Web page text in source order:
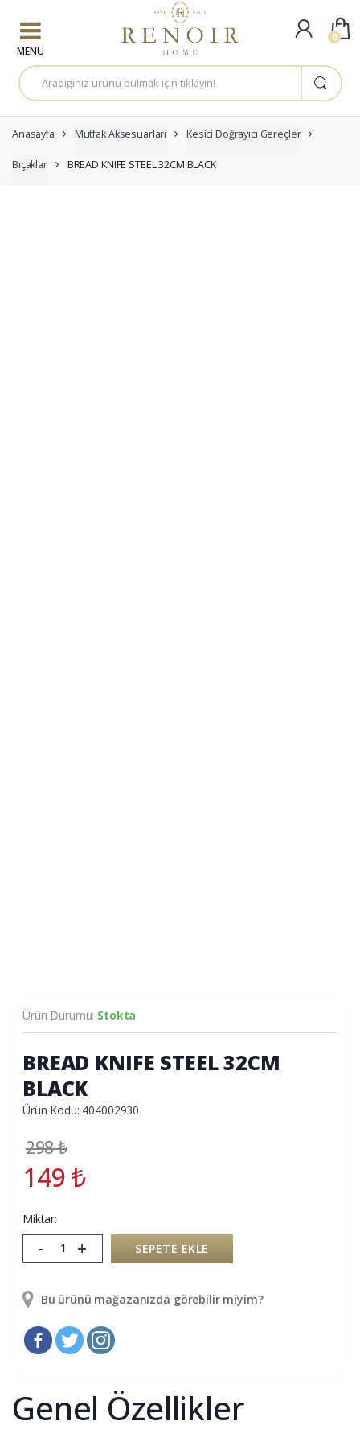
A
r
a
a
:
Anasayfa Mutfak Aksesuarları Kesici Doğrayıcı Gereçler
Bıçaklar BREAD KNIFE STEEL 32CM BLACK
Ürün Durumu: Stokta
BREAD KNIFE STEEL 32CM
BLACK
Ürün Kodu: 404002930
298₺
149₺
Miktar:
- + SEPETE EKLE
Bu ürünü mağazanızda görebilir miyim?
Genel Özellikler
0